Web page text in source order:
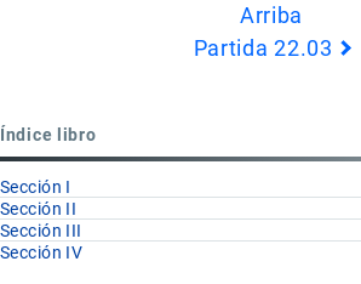
22.02
Arriba
Partida 22.03
Índice libro
Sección I
Sección II
Sección III
Sección IV